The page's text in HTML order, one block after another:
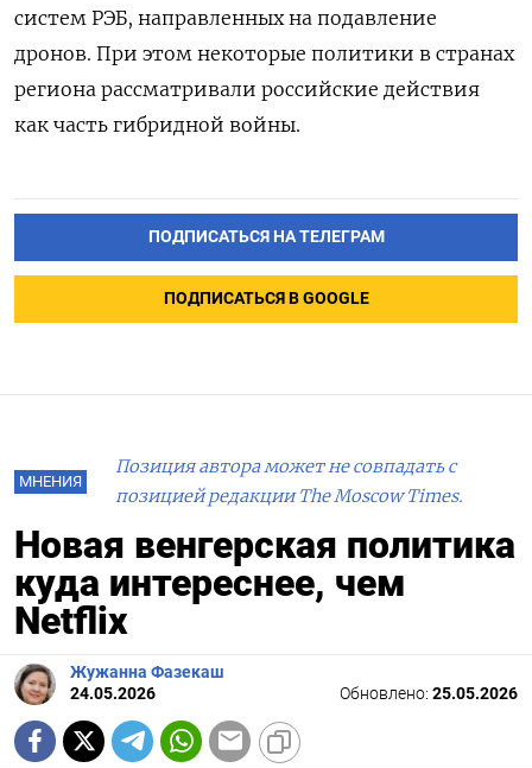
систем РЭБ, направленных на подавление
дронов. При этом некоторые политики в странах
региона рассматривали российские действия
как часть гибридной войны.
ПОДПИСАТЬСЯ НА ТЕЛЕГРАМ
ПОДПИСАТЬСЯ В GOOGLE
МНЕНИЯ
Позиция автора может не совпадать с
позицией редакции The Moscow Times.
Новая венгерская политика
куда интереснее, чем
Netflix
Жужанна Фазекаш
24.05.2026
Обновлено: 25.05.2026